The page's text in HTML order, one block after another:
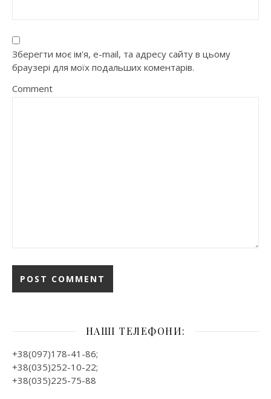
Зберегти моє ім'я, e-mail, та адресу сайту в цьому
браузері для моїх подальших коментарів.
Comment
НАШІ ТЕЛЕФОНИ:
+38(097)178-41-86;
+38(035)252-10-22;
+38(035)225-75-88